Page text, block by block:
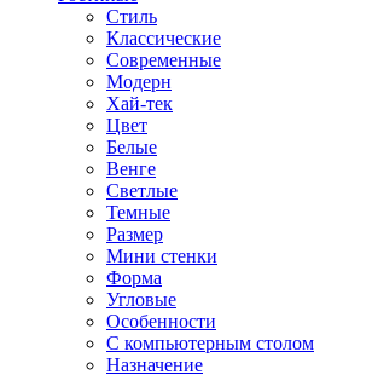
Стиль
Классические
Современные
Модерн
Хай-тек
Цвет
Белые
Венге
Светлые
Темные
Размер
Мини стенки
Форма
Угловые
Особенности
С компьютерным столом
Назначение